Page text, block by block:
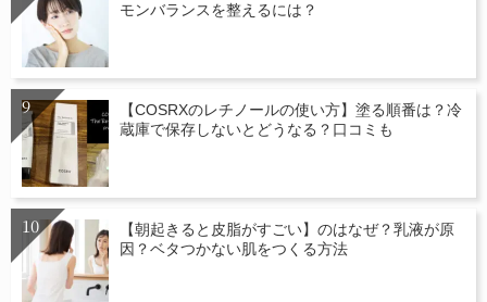
モンバランスを整えるには？
【COSRXのレチノールの使い方】塗る順番は？冷
蔵庫で保存しないとどうなる？口コミも
【朝起きると皮脂がすごい】のはなぜ？乳液が原
因？ベタつかない肌をつくる方法